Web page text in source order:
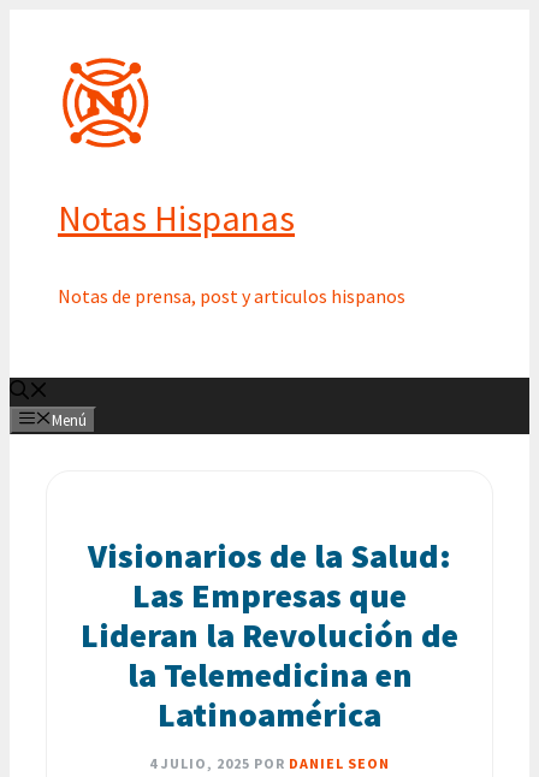
contenido
Notas Hispanas
Notas de prensa, post y articulos hispanos
Menú
Visionarios de la Salud:
Las Empresas que
Lideran la Revolución de
la Telemedicina en
Latinoamérica
4 JULIO, 2025 POR DANIEL SEON